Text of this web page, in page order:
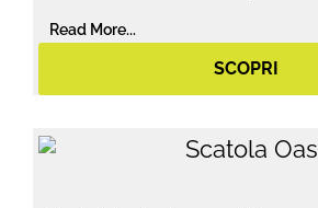
Read More...
SCOPRI